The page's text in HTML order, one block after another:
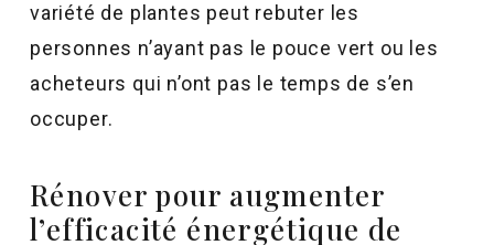
variété de plantes peut rebuter les
personnes n’ayant pas le pouce vert ou les
acheteurs qui n’ont pas le temps de s’en
occuper.
Rénover pour augmenter
l’efficacité énergétique de